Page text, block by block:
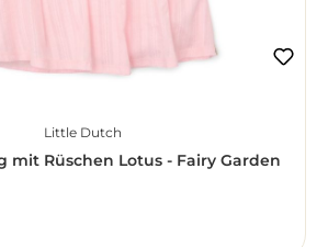
Little Dutch
mit Rüschen Lotus - Fairy Garden